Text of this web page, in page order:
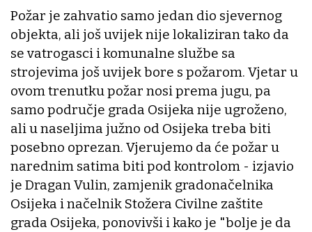
Požar je zahvatio samo jedan dio sjevernog
objekta, ali još uvijek nije lokaliziran tako da
se vatrogasci i komunalne službe sa
strojevima još uvijek bore s požarom. Vjetar u
ovom trenutku požar nosi prema jugu, pa
samo područje grada Osijeka nije ugroženo,
ali u naseljima južno od Osijeka treba biti
posebno oprezan. Vjerujemo da će požar u
narednim satima biti pod kontrolom - izjavio
je Dragan Vulin, zamjenik gradonačelnika
Osijeka i načelnik Stožera Civilne zaštite
grada Osijeka, ponovivši i kako je "bolje je da